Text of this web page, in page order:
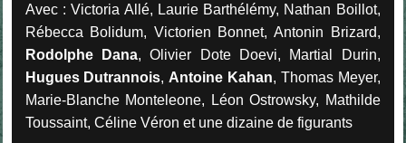
Avec : Victoria Allé, Laurie Barthélémy, Nathan Boillot,
Rébecca Bolidum, Victorien Bonnet, Antonin Brizard,
Rodolphe Dana, Olivier Dote Doevi, Martial Durin,
Hugues Dutrannois, Antoine Kahan, Thomas Meyer,
Marie-Blanche Monteleone, Léon Ostrowsky, Mathilde
Toussaint, Céline Véron et une dizaine de figurants